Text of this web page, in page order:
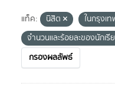
แท็ค: นิสิต
ในกรุงเ
จำนวนและร้อยละของนักเรี
กรองผลลัพธ์